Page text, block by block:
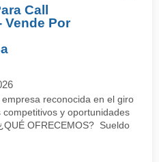
Call
Vende Por
reconocida en el giro
y oportunidades
OFRECEMOS? Sueldo